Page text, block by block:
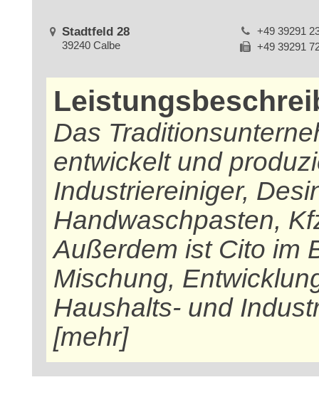
Stadtfeld 28
39240 Calbe
+49 39291
+49 39291
Das
entwickelt und
Industriereiniger,
Handwaschpasten,
Außerdem ist Cito im
Mischung,
Haushalts- und
[mehr]